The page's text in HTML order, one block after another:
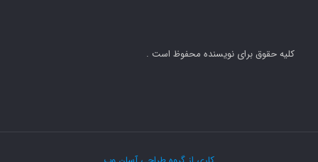
کلیه حقوق برای نویسنده محفوظ است .